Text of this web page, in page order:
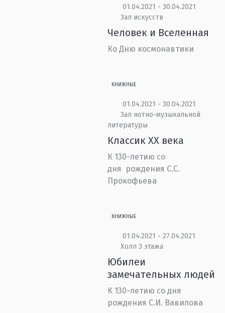
01.04.2021 - 30.04.2021
Зал искусств
Человек и Вселенная
Ко Дню космонавтики
КНИЖНЫЕ
01.04.2021 - 30.04.2021
Зал нотно-музыкальной
литературы
Классик XX века
К 130-летию со
дня рождения С.С.
Прокофьева
КНИЖНЫЕ
01.04.2021 - 27.04.2021
Холл 3 этажа
Юбилеи
замечательных людей
К 130-летию со дня
рождения С.И. Вавилова